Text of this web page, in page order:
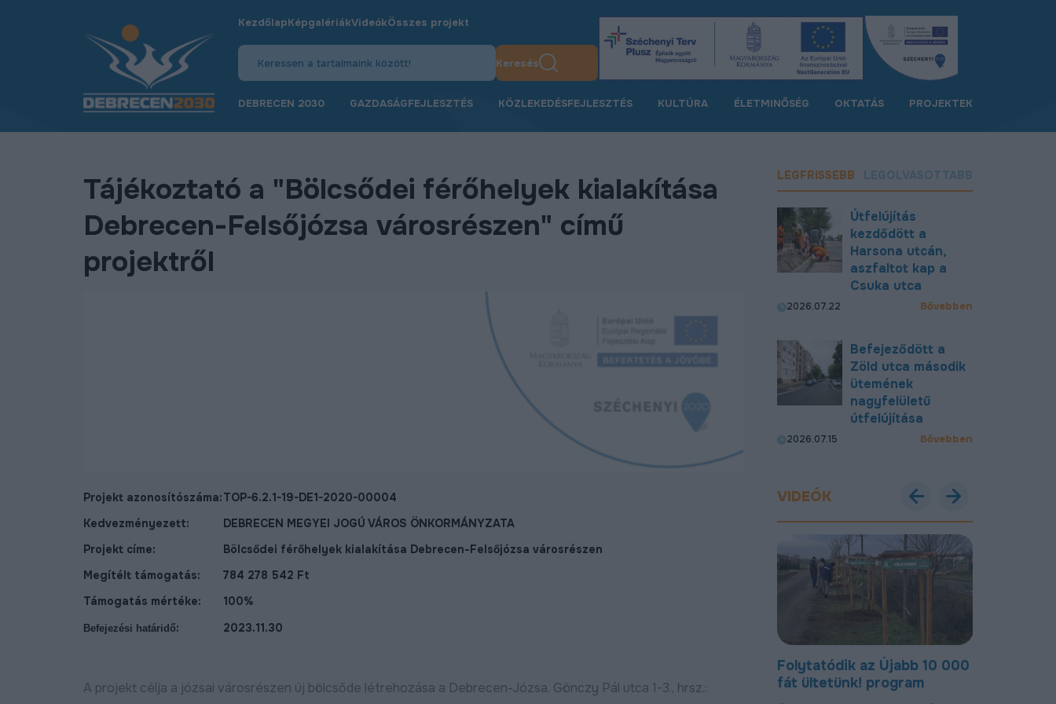
KezdőlapKépgalériákVideókÖsszes projekt
Keresés
DEBRECEN 2030 GAZDASÁGFEJLESZTÉS KÖZLEKEDÉSFEJLESZTÉS KULTÚRA ÉLETMINŐSÉG OKTATÁS PROJEKTEK
Tájékoztató a "Bölcsődei férőhelyek kialakítása
Debrecen-Felsőjózsa városrészen" című
projektről
Projekt azonosítószáma:TOP-6.2.1-19-DE1-2020-00004
Kedvezményezett:
DEBRECEN MEGYEI JOGÚ VÁROS ÖNKORMÁNYZATA
Projekt címe:
Bölcsődei férőhelyek kialakítása Debrecen-Felsőjózsa városrészen
Megítélt támogatás:
784 278 542 Ft
Támogatás mértéke:
100%
Befejezési határidő: 2023.11.30
A projekt célja a józsai városrészen új bölcsőde létrehozása a Debrecen-Józsa, Gönczy Pál utca 1-3., hrsz.:
LEGFRISSEBB
Útfelújítás
kezdődött a
Harsona utcán,
aszfaltot kap a
Csuka utca
2026.07.22 Bővebben
Befejeződött a
Zöld utca második
ütemének
nagyfelületű
útfelújítása
2026.07.15 Bővebben
VIDEÓK
lehet közlekedni a
és a Délibáb
Nagymacs
2024.11.07 Bővebbendéli városrészében
Folytatódik az Újabb 10 000
fát ültetünk! program